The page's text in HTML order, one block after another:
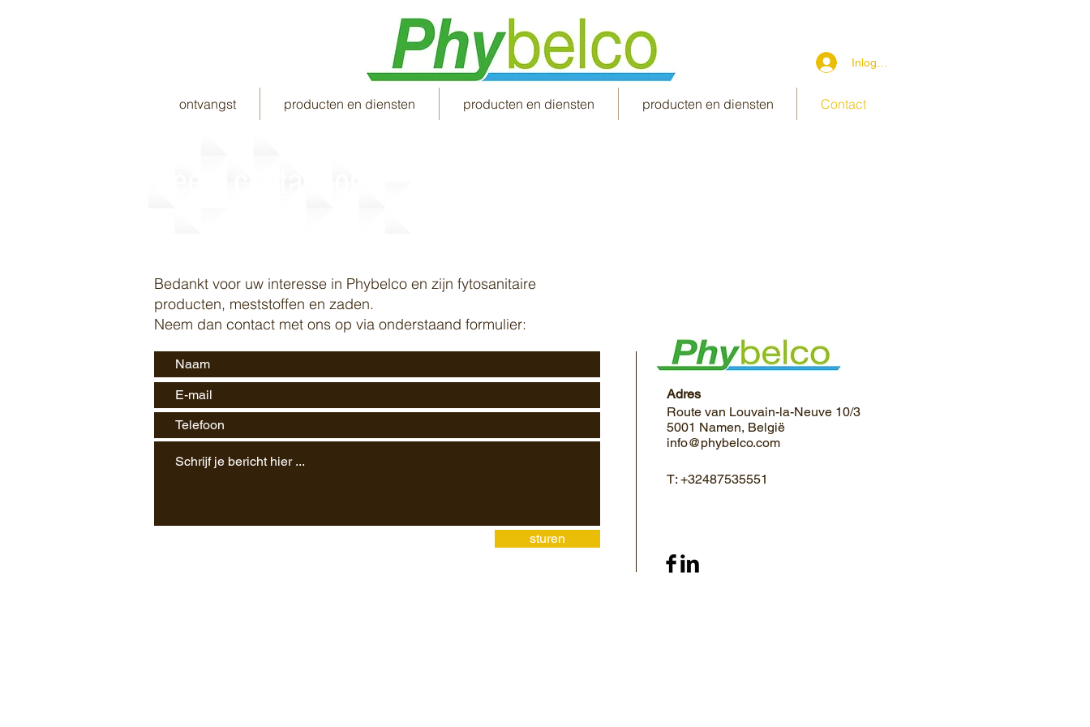
Inloggen
ontvangst producten en diensten producten en diensten producten en diensten Contact
Bedankt voor uw interesse in Phybelco en zijn fytosanitaire
producten, meststoffen en zaden.
Neem dan contact met ons op via onderstaand formulier:
sturen
Adres
Route van Louvain-la-Neuve 10/3
5001 Namen, België
info@phybelco.com
T: +32487535551